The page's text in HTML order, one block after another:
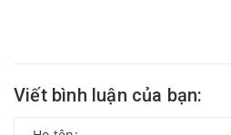
Viết bình luận của bạn: